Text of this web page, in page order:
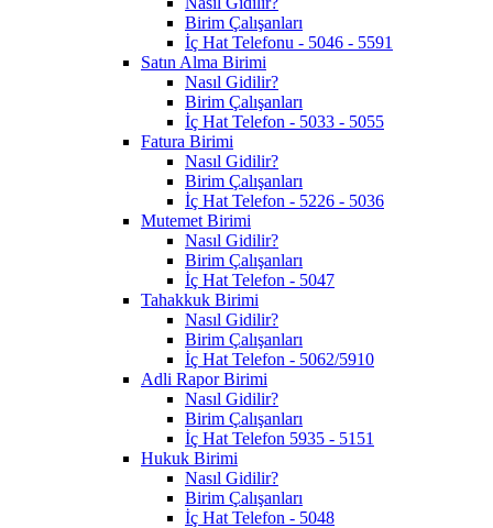
Birim Çalışanları
İç Hat Telefonu - 5046 - 5591
Satın Alma Birimi
Nasıl Gidilir?
Birim Çalışanları
İç Hat Telefon - 5033 - 5055
Fatura Birimi
Nasıl Gidilir?
Birim Çalışanları
İç Hat Telefon - 5226 - 5036
Mutemet Birimi
Nasıl Gidilir?
Birim Çalışanları
İç Hat Telefon - 5047
Tahakkuk Birimi
Nasıl Gidilir?
Birim Çalışanları
İç Hat Telefon - 5062/5910
Adli Rapor Birimi
Nasıl Gidilir?
Birim Çalışanları
İç Hat Telefon 5935 - 5151
Hukuk Birimi
Nasıl Gidilir?
Birim Çalışanları
İç Hat Telefon - 5048